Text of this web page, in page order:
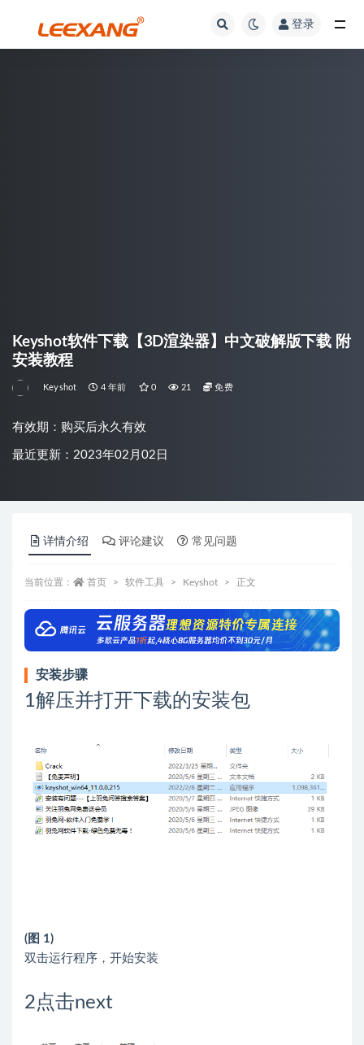
登录
Keyshot软件下载【3D渲染器】中文破解版下载 附
安装教程
Keyshot 4 年前 0 21 免费
有效期：购买后永久有效
最近更新：2023年02月02日
详情介绍 评论建议 常见问题
当前位置： 首页 软件工具 Keyshot 正文
安装步骤
1解压并打开下载的安装包
(图 1)
双击运行程序，开始安装
2点击next